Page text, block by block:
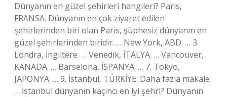
Dünyanın en güzel şehirleri hangileri? Paris,
FRANSA. Dünyanın en çok ziyaret edilen
şehirlerinden biri olan Paris, şüphesiz dünyanın en
güzel şehirlerinden biridir. … New York, ABD. … 3.
Londra, İngiltere. … Venedik, İTALYA. … Vancouver,
KANADA. … Barselona, ​​​​​​İSPANYA. … 7. Tokyo,
JAPONYA. … 9. İstanbul, TÜRKİYE. Daha fazla makale
… İstanbul dünyanın kaçıncı en iyi şehri? Dünyanın